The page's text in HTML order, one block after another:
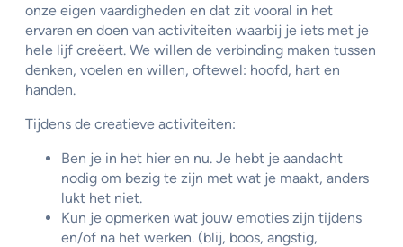
onze eigen vaardigheden en dat zit vooral in het
ervaren en doen van activiteiten waarbij je iets met je
hele lijf creëert. We willen de verbinding maken tussen
denken, voelen en willen, oftewel: hoofd, hart en
handen.
Tijdens de creatieve activiteiten:
Ben je in het hier en nu. Je hebt je aandacht
nodig om bezig te zijn met wat je maakt, anders
lukt het niet.
Kun je opmerken wat jouw emoties zijn tijdens
en/of na het werken. (blij, boos, angstig,